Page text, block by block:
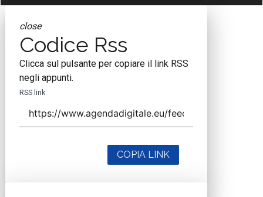
close
Codice Rss
Clicca sul pulsante per copiare il link RSS
negli appunti.
RSS link
COPIA LINK